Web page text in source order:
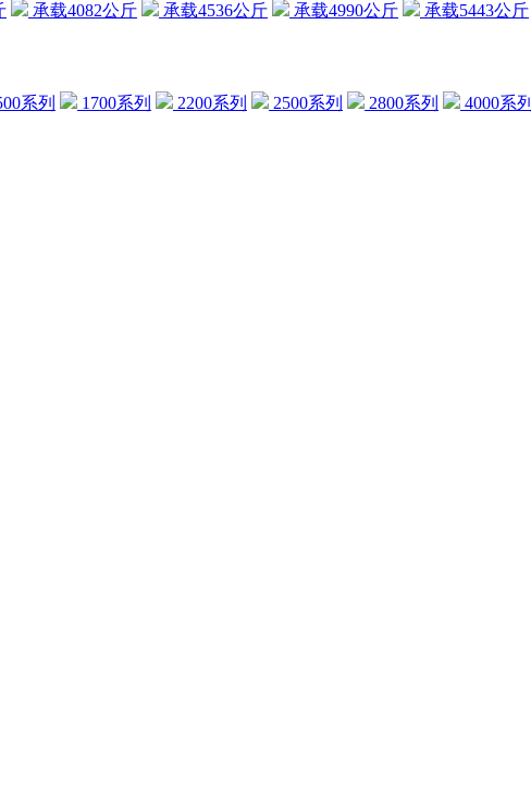
承载4082公斤 承载4536公斤 承载4990公斤
承载5443公斤
系列 1700系列 2200系列 2500系列 2800系列 4000系列